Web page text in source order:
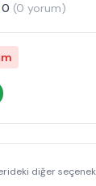
0 (0 yorum)
diğer